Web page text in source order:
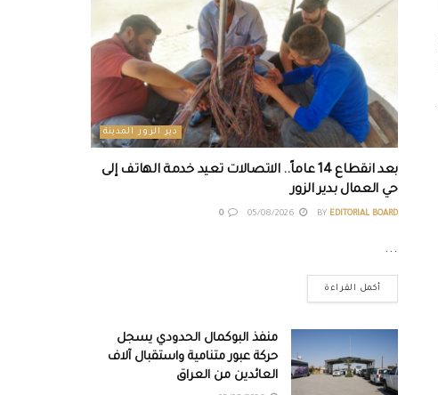
دير الزور المدينة
بعد انقطاع 14 عاماً.. الاتصالات تعيد خدمة الهاتف إلى
حي العمال بدير الزور
BY EDITORIAL BOARD
0
...
أكمل القراءة
منفذ البوكمال الحدودي يسجل
حركة عبور متنامية واستقبال آلاف
العائدين من العراق